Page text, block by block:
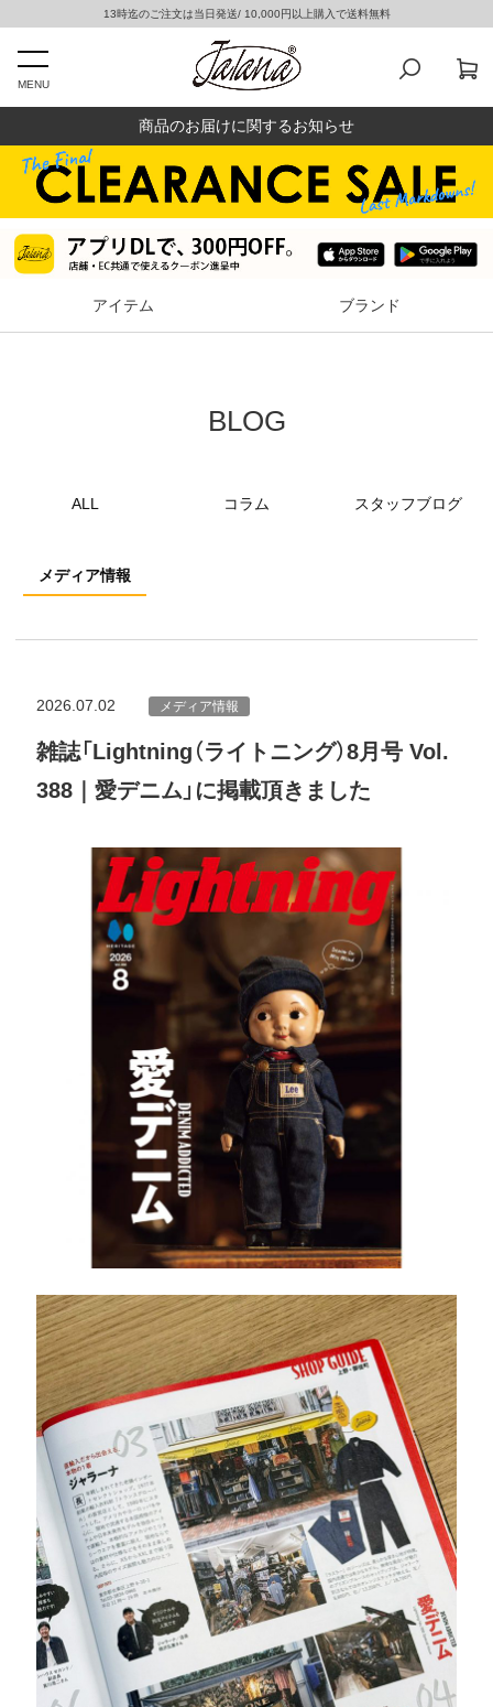
13時迄のご注文は当日発送/ 10,000円以上購入で送料無料
MENU
商品のお届けに関するお知らせ
アイテム ブランド
BLOG
ALL コラム スタッフブログ
メディア情報
2026.07.02 メディア情報
雑誌「Lightning（ライトニング）8月号 Vol.
388｜愛デニム」に掲載頂きました